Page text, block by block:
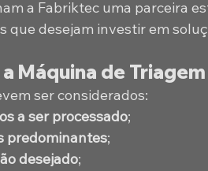
a Fabriktec uma parceira
que desejam investir em
Máquina de
ser considerados:
a ser processado;
predominantes;
desejado;